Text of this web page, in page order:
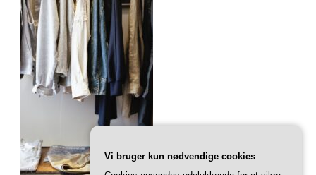
Vi bruger kun nødvendige cookies